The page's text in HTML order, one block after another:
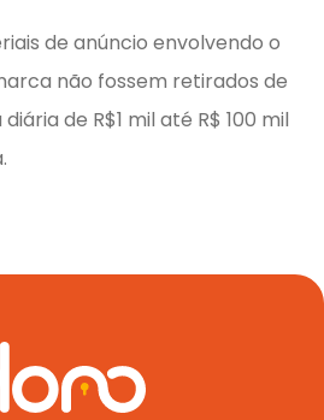
de anúncio envolvendo o
não fossem retirados de
de R$1 mil até R$ 100 mil